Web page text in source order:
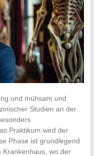
und mühsam und
Studien an der
Praktikum wird der
Phase ist grundlegend
Krankenhaus, wo der